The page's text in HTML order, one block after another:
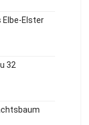
Elster
32